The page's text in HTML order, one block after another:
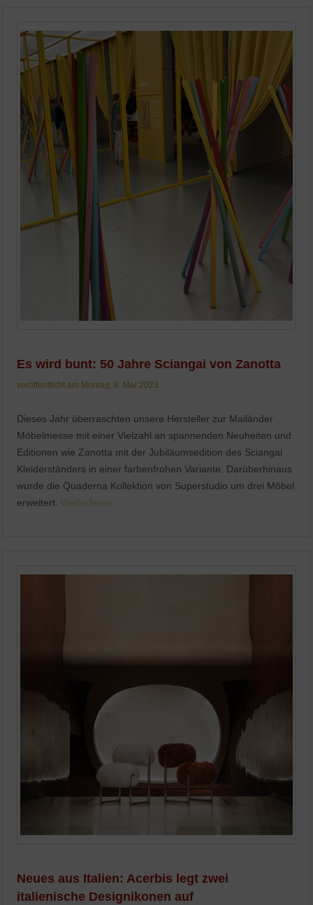
Es wird bunt: 50 Jahre Sciangai von Zanotta
veröffentlicht am Montag, 8. Mai 2023
Dieses Jahr überraschten unsere Hersteller zur Mailänder
Möbelmesse mit einer Vielzahl an spannenden Neuheiten und
Editionen wie Zanotta mit der Jubiläumsedition des Sciangai
Kleiderständers in einer farbenfrohen Variante. Darüberhinaus
wurde die Quaderna Kollektion von Superstudio um drei Möbel
erweitert.Weiterlesen
Neues aus Italien: Acerbis legt zwei
italienische Designikonen auf